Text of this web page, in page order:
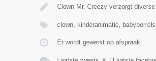
Clown Mr. Creezy verzorgt
clown, kinderanimatie,
Er wordt gewerkt op afspraak.